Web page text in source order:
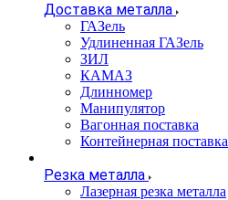
Доставка металла
ГАЗель
Удлиненная ГАЗель
ЗИЛ
КАМАЗ
Длинномер
Манипулятор
Вагонная поставка
Контейнерная поставка
Резка металла
Лазерная резка металла